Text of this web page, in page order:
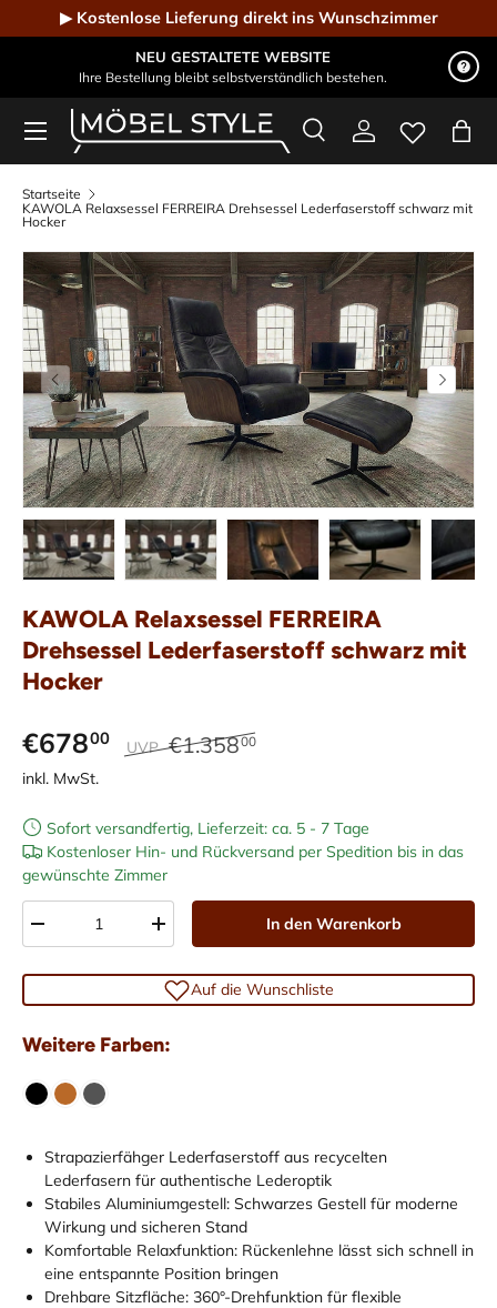
Direkt zum Inhalt
▶ Kostenlose Lieferung direkt ins Wunschzimmer
NEU GESTALTETE WEBSITE
Ihre Bestellung bleibt selbstverständlich bestehen.
Möbel Style - Der Online-Shop für Designmöbel
Suchen
SucheEinloggen
Menü
Startseite
KAWOLA Relaxsessel FERREIRA Drehsessel Lederfaserstoff schwarz mit
Hocker
Vorherige Nächste
Bild 1 in Galerieansicht laden
Bild 2 in Galerieansicht laden
Bild 3 in Galerieansicht laden
Bild 4 in Bild 5
KAWOLA Relaxsessel FERREIRA
Drehsessel Lederfaserstoff schwarz mit
Hocker
€67800 UVP €1.35800
inkl. MwSt.
Sofort versandfertig, Lieferzeit: ca. 5 - 7 Tage
Kostenloser Hin- und Rückversand per Spedition bis in das
gewünschte Zimmer
-
+ In den Warenkorb
Auf die Wunschliste
Weitere Farben:
Strapazierfähger Lederfaserstoff aus recycelten
Lederfasern für authentische Lederoptik
Stabiles Aluminiumgestell: Schwarzes Gestell für moderne
Wirkung und sicheren Stand
Komfortable Relaxfunktion: Rückenlehne lässt sich schnell in
eine entspannte Position bringen
Drehbare Sitzfläche: 360°-Drehfunktion für flexible